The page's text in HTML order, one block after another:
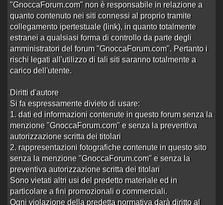
5 risposte
2147 visite
Ultima rispostadaZeus10inRe:finalmente
qualcosa di …alle 18:45 del 26/04/15
accaduto per davvero..speriamo non capi…
Aperto dasilwer2 alle 16:36 del 24/04/15
3 risposte
2197 visite
Ultima rispostadaZeus10 inRe:accaduto
Aperto dafoxnero
1 risposta
1440 visite
Ultima risposta silwer2
Re:arresto di 4
prostitute… alle 16:09 del 26/04/15
Disavventura assurda ad Aversa :-)
Aperto dakorkisalle 19:05 del 10/04/15
4 risposte
2787 visite
Ultima rispostadakorkisinRe:Disavventura
assurda ad…alle 23:29 del 10/04/15
Vinxx vi saluta
Aperto davinxxalle 19:52 del 27/03/15
"GnoccaForum.com" non è responsabile in relazione a
quanto contenuto nei siti connessi al proprio tramite
collegamento ipertestuale (link), in quanto totalmente
estranei a qualsiasi forma di controllo da parte degli
amministratori del forum "GnoccaForum.com". Pertanto i
rischi legati all'utilizzo di tali siti saranno totalmente a
carico dell'utente.
Diritti d'autore
Si fa espressamente divieto di usare:
1. dati ed informazioni contenute in questo forum senza la
menzione "GnoccaForum.com" e senza la preventiva
autorizzazione scritta dei titolari
2. rappresentazioni fotografiche contenute in questo sito
senza la menzione "GnoccaForum.com" e senza la
preventiva autorizzazione scritta dei titolari
Sono vietati altri usi del predetto materiale ed in
particolare a fini promozionali o commerciali.
Ogni violazione della predetta normativa darà diritto al